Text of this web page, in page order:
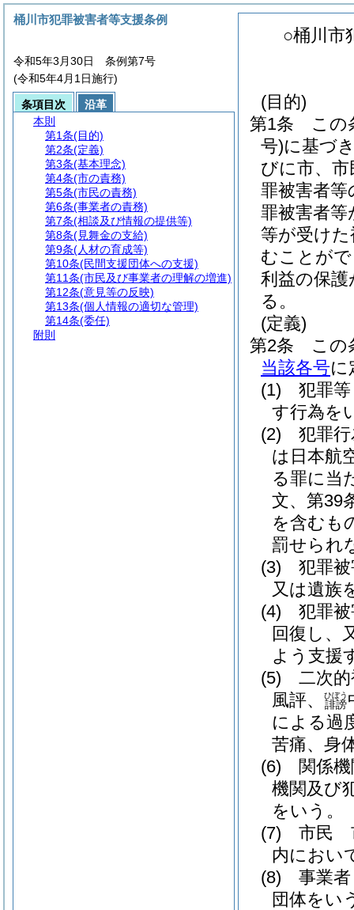
○桶川市
(目的)
第1条
この
号)に基づ
びに市、
罪被害者
罪被害者
等が受け
むことが
利益の保
る。
(定義)
第2条
この
当該各号に
(1)
犯罪
す行為を
(2)
犯罪
は日本航
る罪に当
文、第39
を含むも
罰せられ
(3)
犯罪
又は遺族
(4)
犯罪
回復し、
よう支援
(5)
二次
風評、
誹謗
ひぼう
による過
苦痛、身
(6)
関係
機関及び
をいう。
(7)
市民
内におい
(8)
事業
団体をい
桶川市犯罪被害者等支援条例
令和5年3月30日 条例第7号
(令和5年4月1日施行)
条項目次
沿革
本則
第1条(目的)
第2条(定義)
第3条(基本理念)
第4条(市の責務)
第5条(市民の責務)
第6条(事業者の責務)
第7条(相談及び情報の提供等)
第8条(見舞金の支給)
第9条(人材の育成等)
第10条(民間支援団体への支援)
第11条(市民及び事業者の理解の増進)
第12条(意見等の反映)
第13条(個人情報の適切な管理)
第14条(委任)
附則